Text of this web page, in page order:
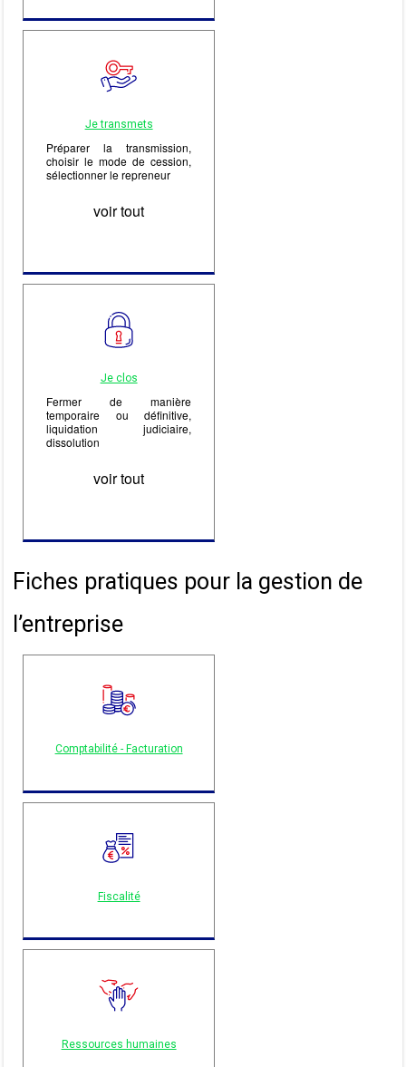
Je transmets
Préparer la transmission,
choisir le mode de cession,
sélectionner le repreneur
voir tout
Je clos
Fermer de manière
temporaire ou définitive,
liquidation judiciaire,
dissolution
voir tout
Fiches pratiques pour la gestion de
l’entreprise
Comptabilité - Facturation
Fiscalité
Ressources humaines